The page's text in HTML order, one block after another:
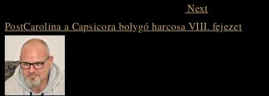
Next
PostCarolina a Capsicora bolygó harcosa VIII. fejezet